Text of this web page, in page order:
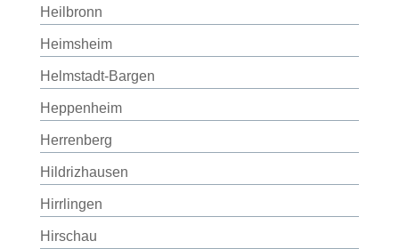
Heilbronn
Heimsheim
Helmstadt-Bargen
Heppenheim
Herrenberg
Hildrizhausen
Hirrlingen
Hirschau